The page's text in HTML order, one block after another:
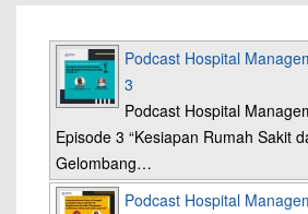
Podcast Hospital
3
Podcast Hospital
Episode 3 “Kesiapan Rumah Sakit
Gelombang…
Podcast Hospital